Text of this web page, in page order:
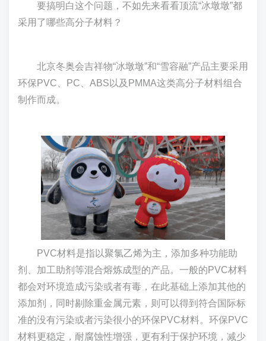
要搞明白这个问题，不如先来看看顶流“冰墩墩”都
采用了哪些高分子材料？
北京冬奥会吉祥物“冰墩墩”和“雪容融”产品主要采用
环保PVC、PC、ABS以及PMMA这类高分子材料组合
制作而成。
PVC材料是指以聚氯乙烯为主，添加多种功能助
剂、加工助剂等混合熔炼成型的产品。一般的PVC材料
都会对环境造成污染或者有毒，在此基础上添加其他的
添加剂，同时剔除重金属元素，则可以得到符合国际标
准的没有污染或者污染很小的环保PVC材料。环保PVC
材料更稳定，耐腐蚀性增强，更有利于保护环境，减少